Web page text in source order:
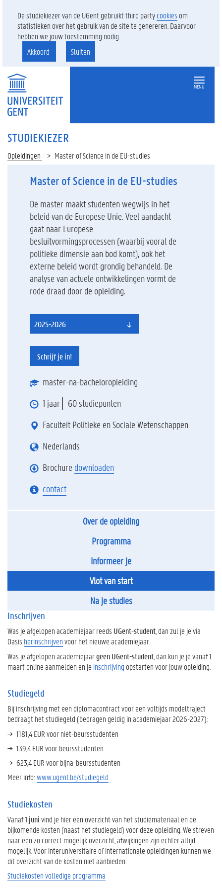
De studiekiezer van de UGent gebruikt third partycookies om
statistieken over het gebruik van de site te genereren. Daarvoor
hebben we jouw toestemming nodig.
Akkoord
Sluiten
MENU
STUDIEKIEZER
Opleidingen Master of Science in de EU-studies
Master of Science in de EU-studies
De master maakt studenten wegwijs in het
beleid van de Europese Unie. Veel aandacht
gaat naar Europese
besluitvormingsprocessen (waarbij vooral de
politieke dimensie aan bod komt), ook het
externe beleid wordt grondig behandeld. De
analyse van actuele ontwikkelingen vormt de
rode draad door de opleiding.
2025-2026
Schrijf je in!
master-na-bacheloropleiding
1 jaar
60 studiepunten
Faculteit Politieke en Sociale Wetenschappen
Nederlands
Brochure downloaden
contact
Over de opleiding
Programma
Informeer je
Vlot van start
Na je studies
Inschrijven
Was je afgelopen academiejaar reeds UGent-student , dan zul je je via
Oasis herinschrijvenvoor het nieuwe academiejaar.
Was je afgelopen academiejaargeen UGent-student , dan kun je je vanaf 1
maart online aanmelden en je inschrijving opstarten voor jouw opleiding.
Studiegeld
Bij inschrijving met een diplomacontract voor een voltijds modeltraject
bedraagt het studiegeld (bedragen geldig in academiejaar 2026-2027):
1181,4 EUR voor niet-beursstudenten
139,4 EUR voor beursstudenten
623,4 EUR voor bijna-beursstudenten
Meer info:www.ugent.be/studiegeld
Studiekosten
Vanaf1 junivind je hier een overzicht van het studiemateriaal en de
bijkomende kosten (naast het studiegeld) voor deze opleiding. We streven
naar een zo correct mogelijk overzicht, afwijkingen zijn echter altijd
mogelijk. Voor interuniversitaire of internationale opleidingen kunnen we
dit overzicht van de kosten niet aanbieden.
Studiekosten volledige programma